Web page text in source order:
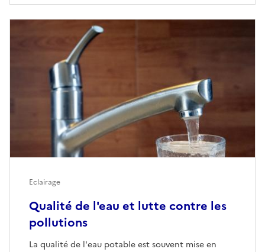
Qualité de l'eau et lutte contre les
pollutions
La qualité de l'eau potable est souvent mise en
Eclairage